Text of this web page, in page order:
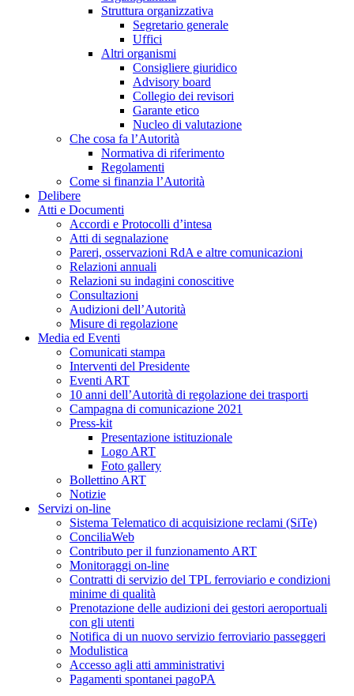
Struttura organizzativa
Segretario generale
Uffici
Altri organismi
Consigliere giuridico
Advisory board
Collegio dei revisori
Garante etico
Nucleo di valutazione
Che cosa fa l’Autorità
Normativa di riferimento
Regolamenti
Come si finanzia l’Autorità
Delibere
Atti e Documenti
Accordi e Protocolli d’intesa
Atti di segnalazione
Pareri, osservazioni RdA e altre comunicazioni
Relazioni annuali
Relazioni su indagini conoscitive
Consultazioni
Audizioni dell’Autorità
Misure di regolazione
Media ed Eventi
Comunicati stampa
Interventi del Presidente
Eventi ART
10 anni dell’Autorità di regolazione dei trasporti
Campagna di comunicazione 2021
Press-kit
Presentazione istituzionale
Logo ART
Foto gallery
Bollettino ART
Notizie
Servizi on-line
Sistema Telematico di acquisizione reclami (SiTe)
ConciliaWeb
Contributo per il funzionamento ART
Monitoraggi on-line
Contratti di servizio del TPL ferroviario e condizioni
minime di qualità
Prenotazione delle audizioni dei gestori aeroportuali
con gli utenti
Notifica di un nuovo servizio ferroviario passeggeri
Modulistica
Accesso agli atti amministrativi
Pagamenti spontanei pagoPA